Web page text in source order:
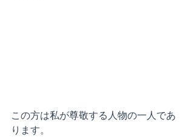
この方は私が尊敬する人物の一人であ
ります。